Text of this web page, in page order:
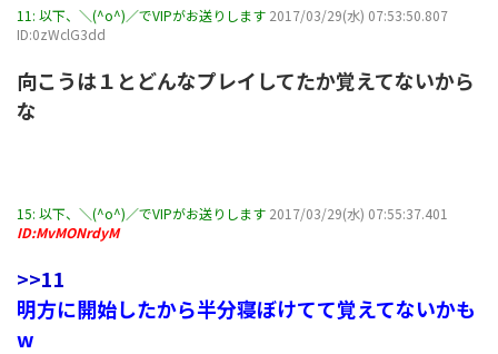
11: 以下、＼(^o^)／でVIPがお送りします 2017/03/29(水) 07:53:50.807
ID:0zWclG3dd
向こうは１とどんなプレイしてたか覚えてないから
な
15: 以下、＼(^o^)／でVIPがお送りします 2017/03/29(水) 07:55:37.401
ID:MvMONrdyM
>>11
明方に開始したから半分寝ぼけてて覚えてないかも
w